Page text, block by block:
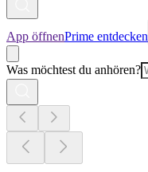
App öffnenPrime entdecken
Was möchtest du anhören?